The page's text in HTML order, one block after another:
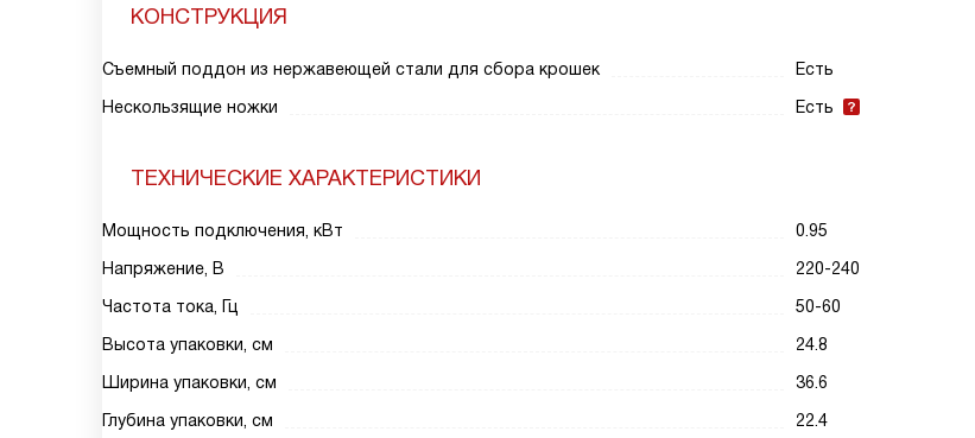
КОНСТРУКЦИЯ
Съемный поддон из нержавеющей стали для сбора крошек
Есть
Нескользящие ножки
Есть
ТЕХНИЧЕСКИЕ ХАРАКТЕРИСТИКИ
Мощность подключения, кВт
0.95
Напряжение, В
220-240
Частота тока, Гц
50-60
Высота упаковки, см
24.8
Ширина упаковки, см
36.6
Глубина упаковки, см
22.4